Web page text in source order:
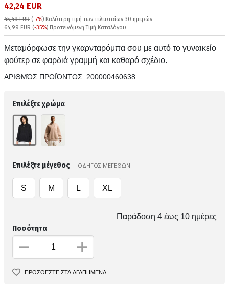
42,24 EUR
45,49 EUR (-7%) Καλύτερη τιμή των τελευταίων 30 ημερών
64,99 EUR (-35%) Προτεινόμενη Τιμή Καταλόγου
Μεταμόρφωσε την γκαρνταρόμπα σου με αυτό το γυναικείο
φούτερ σε φαρδιά γραμμή και καθαρό σχέδιο.
ΑΡΙΘΜΌΣ ΠΡΟΪΌΝΤΟΣ: 200000460638
Επιλέξτε χρώμα
Επιλέξτε μέγεθος ΟΔΗΓΟΣ ΜΕΓΕΘΩΝ
S M L XL
Παράδοση 4 έως 10 ημέρες
Ποσότητα
ΠΡΟΣΘΕΣΤΕ ΣΤΑ ΑΓΑΠΗΜΕΝΑ